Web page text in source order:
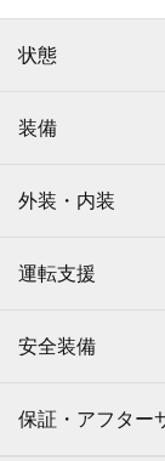
状態
装備
外装・内装
運転支援
安全装備
保証・アフター